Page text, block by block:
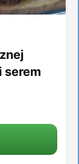
serem